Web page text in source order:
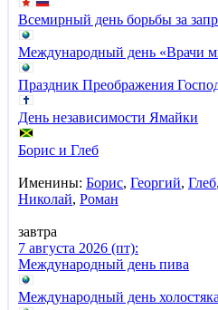
Всемирный день борьбы за
Международный день «Врачи
Праздник Преображения
День независимости Ямайки
Борис и Глеб
Именины: Борис, Георгий, Глеб,
Николай, Роман
завтра
7 августа 2026 (пт):
Международный день пива
Международный день холостяка